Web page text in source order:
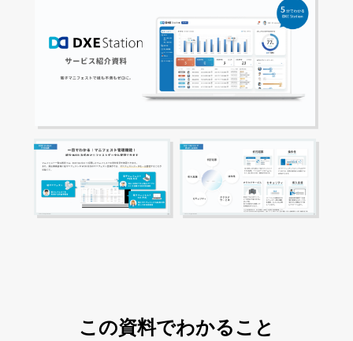
この資料でわかること